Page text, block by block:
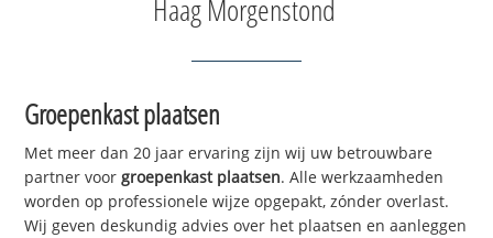
Haag Morgenstond
Groepenkast plaatsen
Met meer dan 20 jaar ervaring zijn wij uw betrouwbare
partner voorgroepenkast plaatsen. Alle werkzaamheden
worden op professionele wijze opgepakt, zónder overlast.
Wij geven deskundig advies over het plaatsen en aanleggen